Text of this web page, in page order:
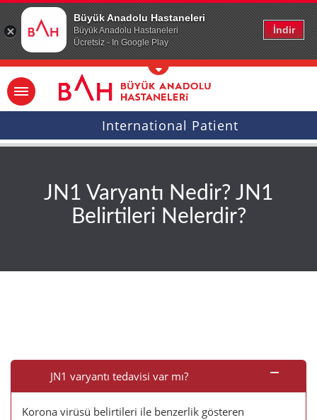
Büyük Anadolu Hastaneleri
Büyük Anadolu Hastaneleri
Ücretsiz - In Google Play
İndir
Ana icerige atla
International Patient
JN1 Varyantı Nedir? JN1
Belirtileri Nelerdir?
JN1 varyantı tedavisi var mı?
Korona virüsü belirtileri ile benzerlik gösteren